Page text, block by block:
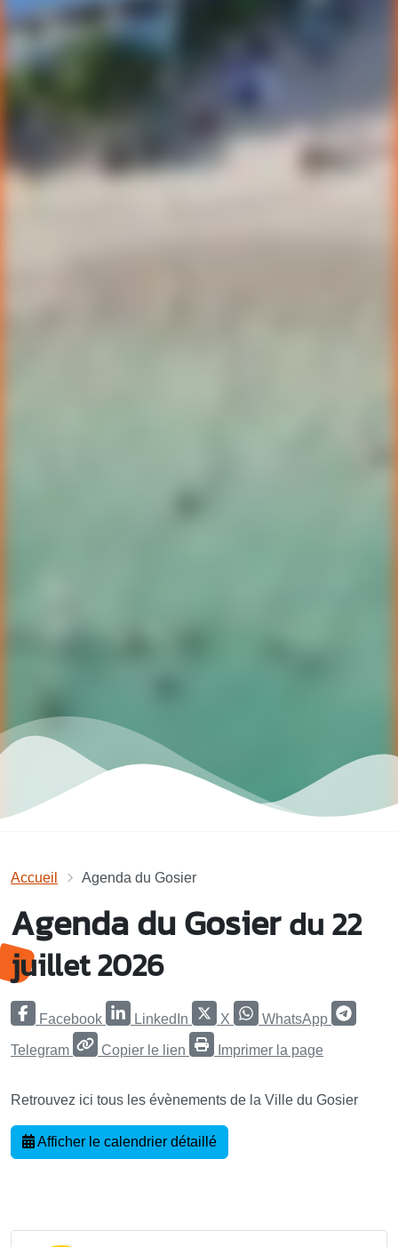
Accueil Agenda du Gosier
Agenda du Gosierdu 22
juillet 2026
Facebook LinkedIn X WhatsApp
Telegram Copier le lien Imprimer la page
Retrouvez ici tous les évènements de la Ville du Gosier
Afficher le calendrier détaillé